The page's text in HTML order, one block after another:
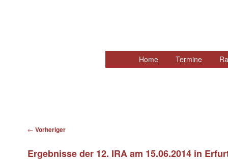
Zum
Home Termine
Beitragsnavigation
← Vorheriger
Ergebnisse der 12. IRA am 15.06.2014 in